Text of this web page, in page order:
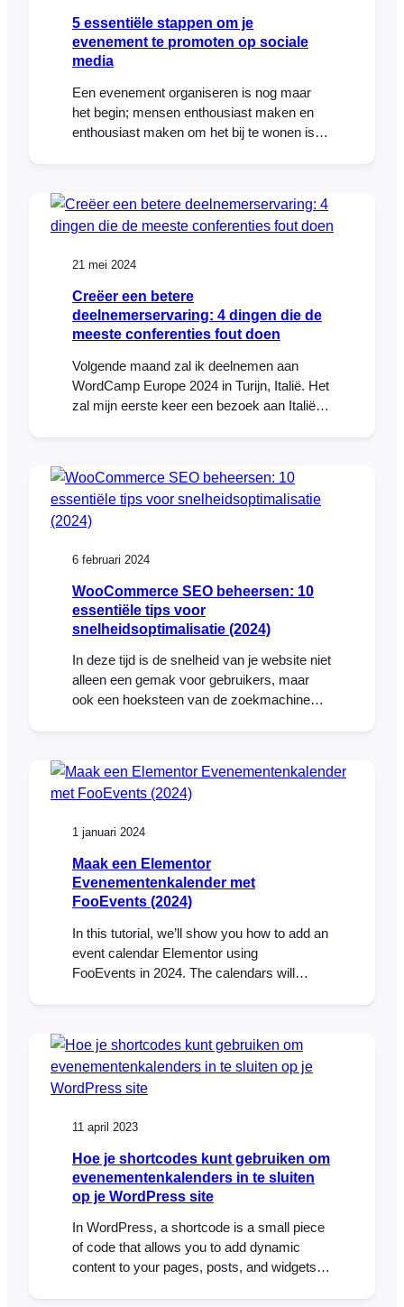
5 essentiële stappen om je
evenement te promoten op sociale
media
Een evenement organiseren is nog maar
het begin; mensen enthousiast maken en
enthousiast maken om het bij te wonen is
een stap-voor-stap handleiding om je te
helpen een hype te creëren voor je volgende
21 mei 2024
Creëer een betere
deelnemerservaring: 4 dingen die de
meeste conferenties fout doen
Volgende maand zal ik deelnemen aan
WordCamp Europe 2024 in Turijn, Italië. Het
zal mijn eerste keer een bezoek aan Italië
te ontmoeten van deze prachtige
WordPress en WooCommerce
gemeenschap. Terwijl WCEU is een
heeft me [...]
6 februari 2024
WooCommerce SEO beheersen: 10
essentiële tips voor
snelheidsoptimalisatie (2024)
In deze tijd is de snelheid van je website niet
alleen een gemak voor gebruikers, maar
ook een hoeksteen van de zoekmachine
belangrijk aspect van het runnen van een e-
commerce website, omdat meer verkeer
onderzoek van Pingdom, [...]
1 januari 2024
Maak een Elementor
Evenementenkalender met
FooEvents (2024)
In this tutorial, we’ll show you how to add an
event calendar Elementor using
FooEvents in 2024. The calendars will
Calendar plugins First you will need to make
sure that you have the Elementor plugin
installed. It…
11 april 2023
Hoe je shortcodes kunt gebruiken om
evenementenkalenders in te sluiten
op je WordPress site
In WordPress, a shortcode is a small piece
of code that allows you to add dynamic
content to your pages, posts, and widgets.